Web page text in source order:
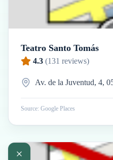
Teatro Santo Tomás
4.3 (131 reviews)
Av. de la Juventud, 4,
Source: Google Places